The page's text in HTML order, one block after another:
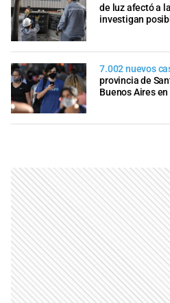
de luz afectó a
investigan
7.002 nuevos
provincia de
Buenos Aires